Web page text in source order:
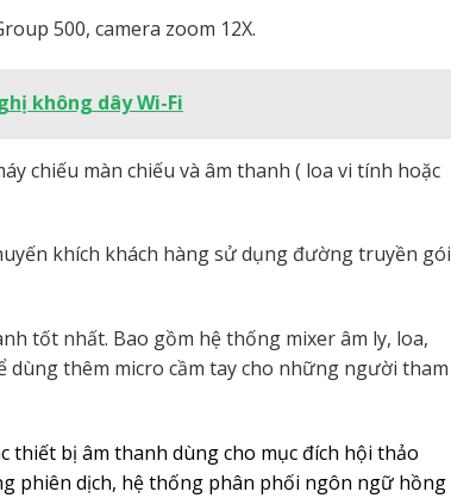
500, camera zoom 12X.
không dây Wi-Fi
chiếu màn chiếu và âm thanh ( loa vi tính hoặc
khích khách hàng sử dụng đường truyền gói
tốt nhất. Bao gồm hệ thống mixer âm ly, loa,
dùng thêm micro cầm tay cho những người tham
thiết bị âm thanh dùng cho mục đích hội thảo
phiên dịch, hệ thống phân phối ngôn ngữ hồng